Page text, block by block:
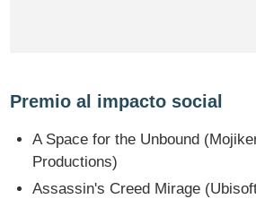
Premio al impacto social
A Space for the Unbound
Productions)
Assassin's Creed Mirage